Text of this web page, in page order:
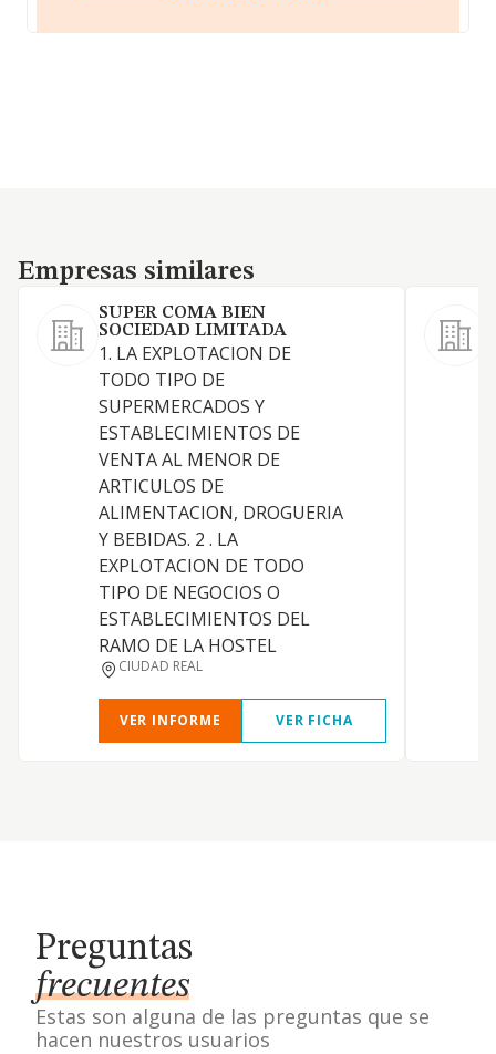
Empresas similares
Empresas similares
SUPER COMA BIEN
SOCIEDAD LIMITADA
1. LA EXPLOTACION DE
TODO TIPO DE
SUPERMERCADOS Y
ESTABLECIMIENTOS DE
VENTA AL MENOR DE
ARTICULOS DE
ALIMENTACION, DROGUERIA
Y BEBIDAS. 2 . LA
EXPLOTACION DE TODO
TIPO DE NEGOCIOS O
ESTABLECIMIENTOS DEL
RAMO DE LA HOSTEL
CIUDAD REAL
VER INFORME VER FICHA
Preguntas
frecuentes
Estas son alguna de las preguntas que se
hacen nuestros usuarios